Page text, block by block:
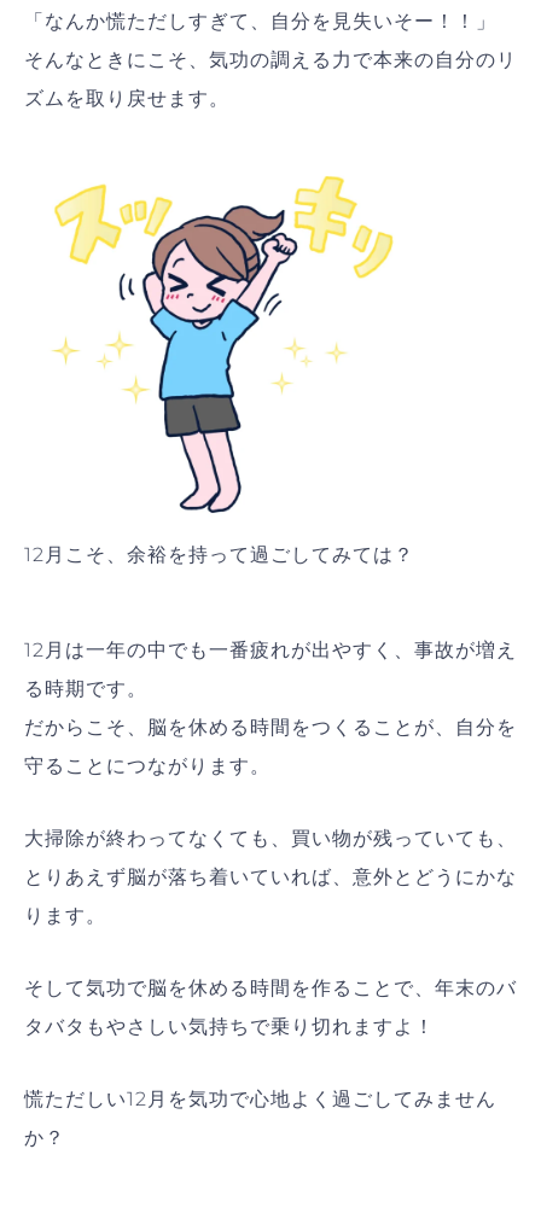
「なんか慌ただしすぎて、自分を見失いそー！！」
そんなときにこそ、気功の調える力で本来の自分のリ
ズムを取り戻せます。
12月こそ、余裕を持って過ごしてみては？
12月は一年の中でも一番疲れが出やすく、事故が増え
る時期です。
だからこそ、脳を休める時間をつくることが、自分を
守ることにつながります。
大掃除が終わってなくても、買い物が残っていても、
とりあえず脳が落ち着いていれば、意外とどうにかな
ります。
そして気功で脳を休める時間を作ることで、年末のバ
タバタもやさしい気持ちで乗り切れますよ！
慌ただしい12月を気功で心地よく過ごしてみません
か？